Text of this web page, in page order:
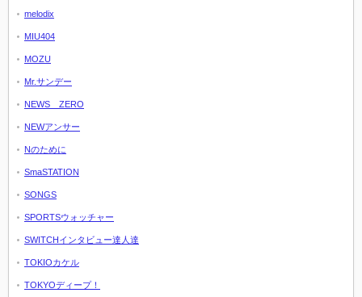
melodix
MIU404
MOZU
Mr.サンデー
NEWS ZERO
NEWアンサー
Nのために
SmaSTATION
SONGS
SPORTSウォッチャー
SWITCHインタビュー達人達
TOKIOカケル
TOKYOディープ！